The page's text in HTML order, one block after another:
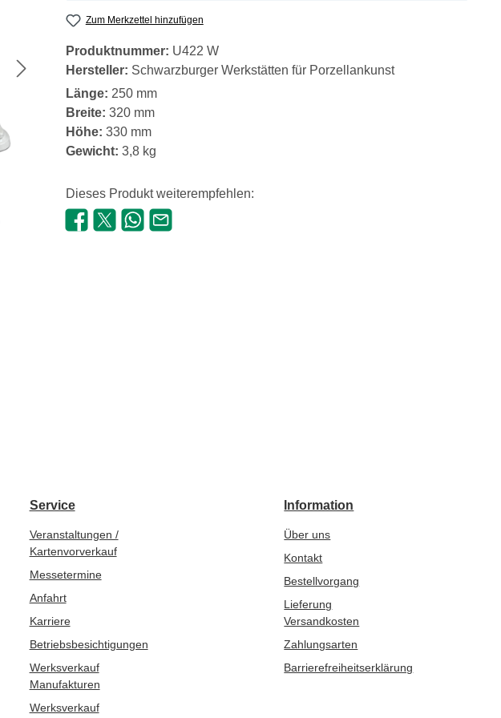
Zum Merkzettel hinzufügen
Produktnummer: U422 W
Hersteller: Schwarzburger Werkstätten für Porzellankunst
Länge: 250 mm
Breite: 320 mm
Höhe: 330 mm
Gewicht: 3,8 kg
Dieses Produkt weiterempfehlen:
Service
Veranstaltungen /
Kartenvorverkauf
Messetermine
Anfahrt
Karriere
Betriebsbesichtigungen
Werksverkauf
Manufakturen
Werksverkauf
Information
Über uns
Kontakt
Bestellvorgang
Lieferung
Versandkosten
Zahlungsarten
Barrierefreiheitserklärung